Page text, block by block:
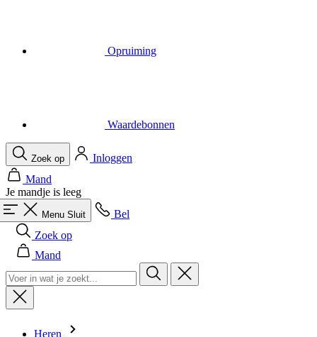
Je mandje is leeg
Menu Sluit
Bel
Zoek op
Mand
Heren
Alles in categorie Heren